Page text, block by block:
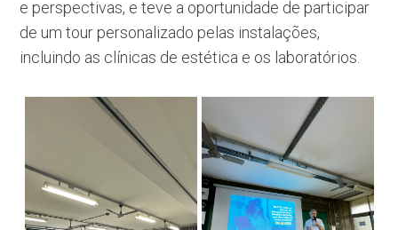
e perspectivas, e teve a oportunidade de participar
de um tour personalizado pelas instalações,
incluindo as clínicas de estética e os laboratórios.